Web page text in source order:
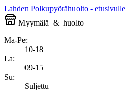
Lahden Polkupyörähuolto - etusivulle
Myymälä & huolto
Ma-Pe:
10-18
La:
09-15
Su:
Suljettu